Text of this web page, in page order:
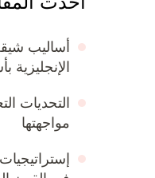
أساليب
التحديات
مواجهتها